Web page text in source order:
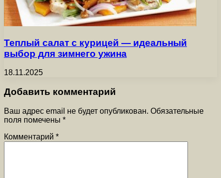
Теплый салат с курицей — идеальный
выбор для зимнего ужина
18.11.2025
Добавить комментарий
Ваш адрес email не будет опубликован. Обязательные
поля помечены *
Комментарий *